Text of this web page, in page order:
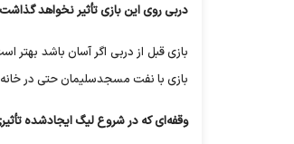
دربی روی این بازی تأثیر نخواهد
بازی قبل از دربی اگر آسان باشد بهتر
بازی با نفت مسجدسلیمان حتی در خانه
وقفه‌ای که در شروع لیگ ایجادشده